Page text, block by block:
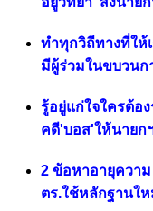
ทำทุกวิถีทางที่ให้
มีผู้ร่วมในขบวน
รู้อยู่แก่ใจใครต้อ
คดี'บอส'ให้นายก
2 ข้อหาอายุควา
ตร.ใช้หลักฐานใ